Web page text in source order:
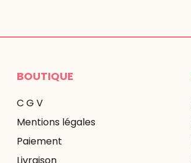
BOUTIQUE
C G V
Mentions légales
Paiement
Livraison